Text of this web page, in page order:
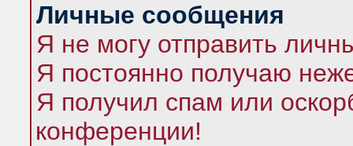
Личные сообщения
Я не могу отправить
Я постоянно получаю
Я получил спам или
конференции!